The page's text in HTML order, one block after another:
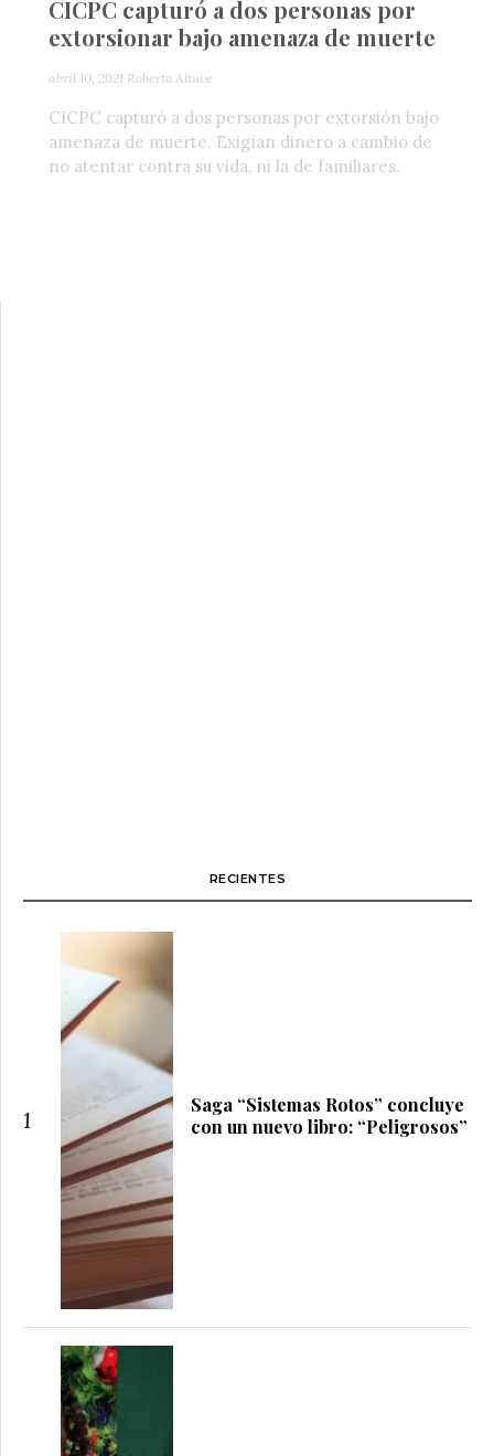
CICPC capturó a dos personas por
extorsionar bajo amenaza de muerte
abril 10, 2021 Roberto Altuve
CICPC capturó a dos personas por extorsión bajo
amenaza de muerte. Exigían dinero a cambio de
no atentar contra su vida, ni la de familiares.
RECIENTES
1
Saga “Sistemas Rotos” concluye
con un nuevo libro: “Peligrosos”